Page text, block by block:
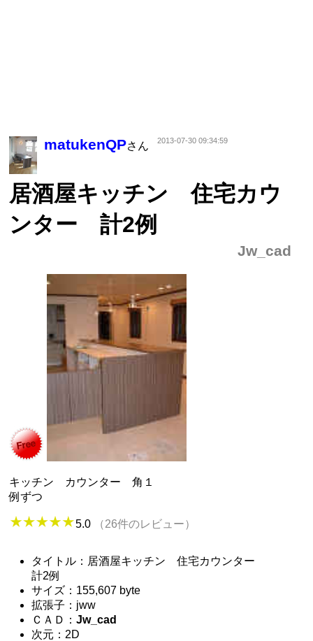
matukenQPさん 2013-07-30 09:34:59
居酒屋キッチン 住宅カウ
ンター 計2例
Jw_cad
キッチン カウンター 角１
例ずつ
5.0 （26件のレビュー）
タイトル：居酒屋キッチン 住宅カウンター
計2例
サイズ：155,607 byte
拡張子：jww
ＣＡＤ：Jw_cad
次元：2D